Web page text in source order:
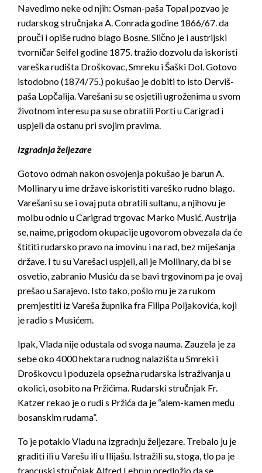
Navedimo neke od njih: Osman-paša Topal pozvao je
rudarskog stručnjaka A. Conrada godine 1866/67. da
prouči i opiše rudno blago Bosne. Slično je i austrijski
tvorničar Seifel godine 1875. tražio dozvolu da iskoristi
vareška rudišta Droškovac, Smreku i Šaški Dol. Gotovo
istodobno (1874/75.) pokušao je dobiti to isto Derviš-
paša Lopčalija. Varešani su se osjetili ugroženima u svom
životnom interesu pa su se obratili Porti u Carigrad i
uspjeli da ostanu pri svojim pravima.
Izgradnja željezare
Gotovo odmah nakon osvojenja pokušao je barun A.
Mollinary u ime države iskoristiti vareško rudno blago.
Varešani su se i ovaj puta obratili sultanu, a njihovu je
molbu odnio u Carigrad trgovac Marko Musić. Austrija
se, naime, prigodom okupacije ugovorom obvezala da će
štititi rudarsko pravo na imovinu i na rad, bez miješanja
države. I tu su Varešaci uspjeli, ali je Mollinary, da bi se
osvetio, zabranio Musiću da se bavi trgovinom pa je ovaj
prešao u Sarajevo. Isto tako, pošlo mu je za rukom
premjestiti iz Vareša župnika fra Filipa Poljakovića, koji
je radio s Musićem.
Ipak, Vlada nije odustala od svoga nauma. Zauzela je za
sebe oko 4000 hektara rudnog nalazišta u Smreki i
Droškovcu i poduzela opsežna rudarska istraživanja u
okolici, osobito na Pržićima. Rudarski stručnjak Fr.
Katzer rekao je o rudi s Pržića da je “alem-kamen među
bosanskim rudama”.
To je potaklo Vladu na izgradnju željezare. Trebalo ju je
graditi ili u Varešu ili u Ilijašu. Istražili su, stoga, tlo pa je
francuski stručnjak Alfred Lebrun predložio da se